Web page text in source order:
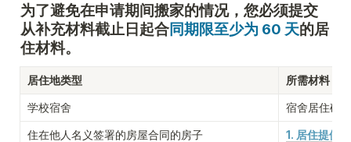
为了避免在申请期间搬家的情况，您必须提交
从补充材料截止日起合同期限至少为 60 天的居
住材料。
居住地类型 所需材料
学校宿舍 宿舍居住确
住在他人名义签署的房屋合同的房子
1. 居住提供